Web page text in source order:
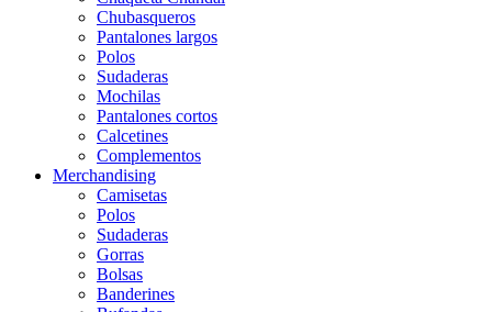
Chubasqueros
Pantalones largos
Polos
Sudaderas
Mochilas
Pantalones cortos
Calcetines
Complementos
Merchandising
Camisetas
Polos
Sudaderas
Gorras
Bolsas
Banderines